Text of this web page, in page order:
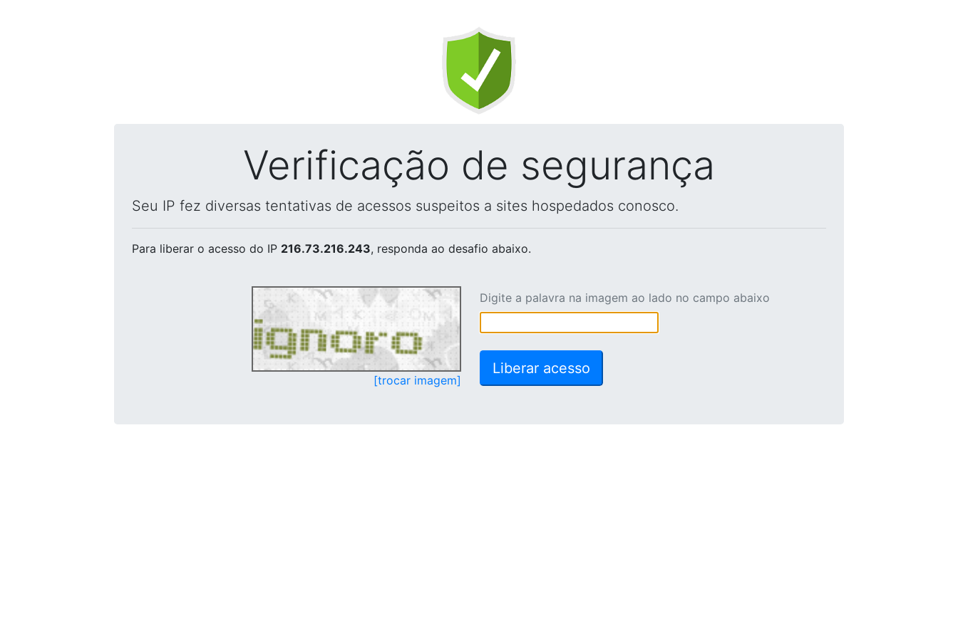
Verificação de segurança
Seu IP fez diversas tentativas de acessos suspeitos a sites hospedados conosco.
Para liberar o acesso do IP 216.73.216.243, responda ao desafio abaixo.
[trocar imagem]
Digite a palavra na imagem ao lado no campo abaixo